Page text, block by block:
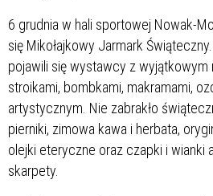
6 grudnia w hali sportowej Nowak-
się Mikołajkowy Jarmark
pojawili się wystawcy z wyjątkowym
stroikami, bombkami, makramami,
artystycznym. Nie zabrakło
pierniki, zimowa kawa i herbata,
olejki eteryczne oraz czapki i wianki
skarpety.